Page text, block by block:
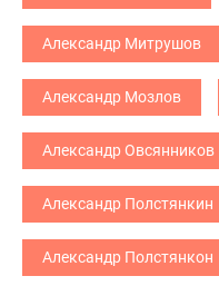
Александр Митрушов
Александр Мозлов
Александр Овсянников
Александр Полстянкин
Александр Полстянкон